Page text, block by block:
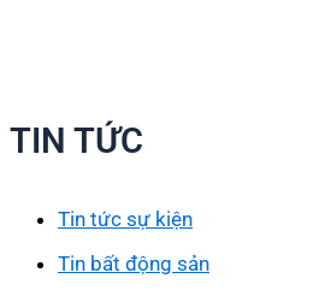
TIN TỨC
Tin tức sự kiện
Tin bất động sản